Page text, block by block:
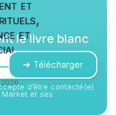
et
et
le livre blanc
➔ Télécharger
d’être contacté(e)
et ses